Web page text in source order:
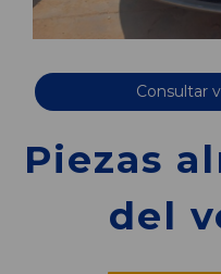
Consultar
Piezas
del